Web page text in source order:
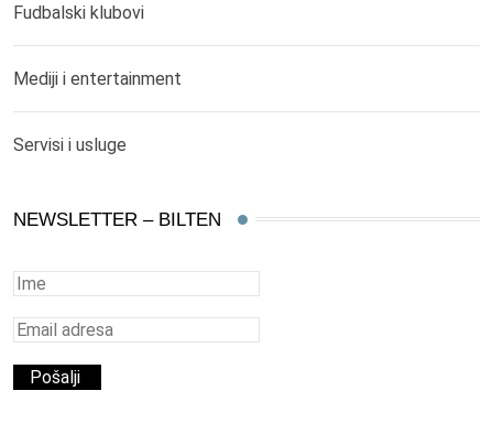
Fudbalski klubovi
Mediji i entertainment
Servisi i usluge
NEWSLETTER – BILTEN